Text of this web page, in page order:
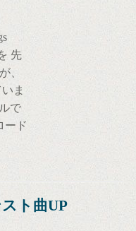
先
、
ま
で
ード
ト曲UP